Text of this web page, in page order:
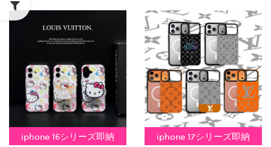
iphone 16シリーズ即納 iphone 17シリーズ即納